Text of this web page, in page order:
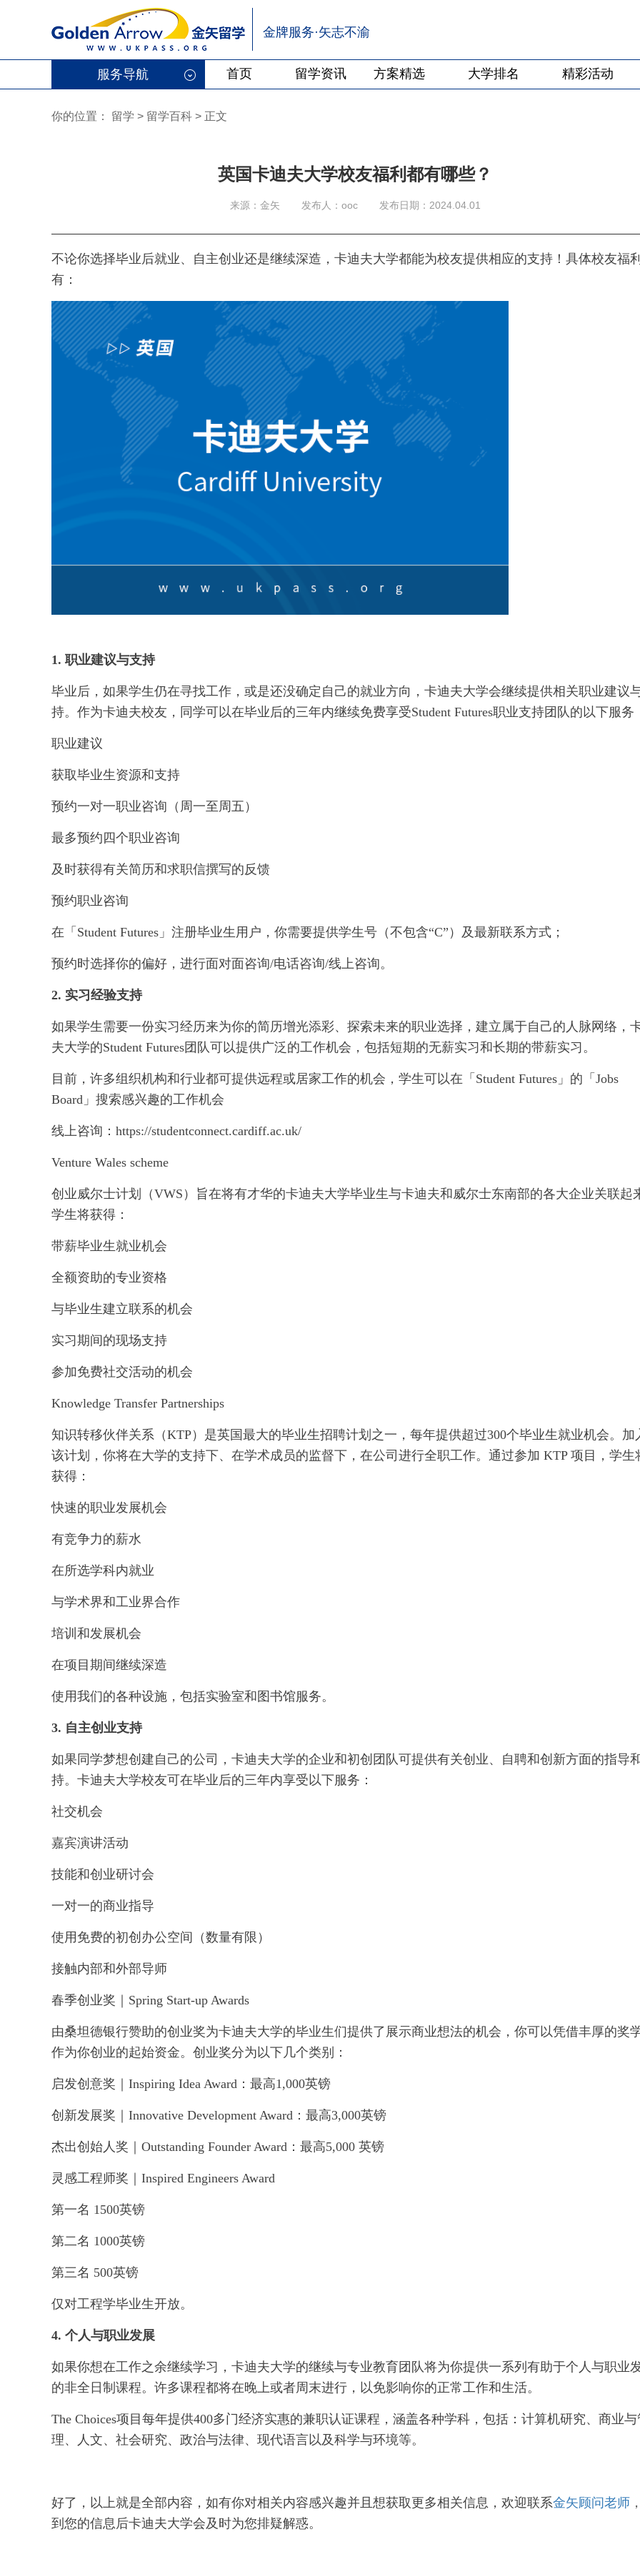
金牌服务·矢志不渝
服务导航 首页 留学资讯 方案精选 大学排名 精彩活动
你的位置： 留学 > 留学百科 > 正文
英国卡迪夫大学校友福利都有哪些？
来源：金矢 发布人：ooc 发布日期：2024.04.01
不论你选择毕业后就业、自主创业还是继续深造，卡迪夫大学都能为校友提供相应的支持！具体校友福
有：
1. 职业建议与支持
毕业后，如果学生仍在寻找工作，或是还没确定自己的就业方向，卡迪夫大学会继续提供相关职业建议
持。作为卡迪夫校友，同学可以在毕业后的三年内继续免费享受Student Futures职业支持团队的以下服务
职业建议
获取毕业生资源和支持
预约一对一职业咨询（周一至周五）
最多预约四个职业咨询
及时获得有关简历和求职信撰写的反馈
预约职业咨询
在「Student Futures」注册毕业生用户，你需要提供学生号（不包含“C”）及最新联系方式；
预约时选择你的偏好，进行面对面咨询/电话咨询/线上咨询。
2. 实习经验支持
如果学生需要一份实习经历来为你的简历增光添彩、探索未来的职业选择，建立属于自己的人脉网络，
夫大学的Student Futures团队可以提供广泛的工作机会，包括短期的无薪实习和长期的带薪实习。
目前，许多组织机构和行业都可提供远程或居家工作的机会，学生可以在「Student Futures」的「Jobs
Board」搜索感兴趣的工作机会
线上咨询：https://studentconnect.cardiff.ac.uk/
Venture Wales scheme
创业威尔士计划（VWS）旨在将有才华的卡迪夫大学毕业生与卡迪夫和威尔士东南部的各大企业关联起
学生将获得：
带薪毕业生就业机会
全额资助的专业资格
与毕业生建立联系的机会
实习期间的现场支持
参加免费社交活动的机会
Knowledge Transfer Partnerships
知识转移伙伴关系（KTP）是英国最大的毕业生招聘计划之一，每年提供超过300个毕业生就业机会。加
该计划，你将在大学的支持下、在学术成员的监督下，在公司进行全职工作。通过参加 KTP 项目，学生
获得：
快速的职业发展机会
有竞争力的薪水
在所选学科内就业
与学术界和工业界合作
培训和发展机会
在项目期间继续深造
使用我们的各种设施，包括实验室和图书馆服务。
3. 自主创业支持
如果同学梦想创建自己的公司，卡迪夫大学的企业和初创团队可提供有关创业、自聘和创新方面的指导
持。卡迪夫大学校友可在毕业后的三年内享受以下服务：
社交机会
嘉宾演讲活动
技能和创业研讨会
一对一的商业指导
使用免费的初创办公空间（数量有限）
接触内部和外部导师
春季创业奖｜Spring Start-up Awards
由桑坦德银行赞助的创业奖为卡迪夫大学的毕业生们提供了展示商业想法的机会，你可以凭借丰厚的奖
作为你创业的起始资金。创业奖分为以下几个类别：
启发创意奖｜Inspiring Idea Award：最高1,000英镑
创新发展奖｜Innovative Development Award：最高3,000英镑
杰出创始人奖｜Outstanding Founder Award：最高5,000 英镑
灵感工程师奖｜Inspired Engineers Award
第一名 1500英镑
第二名 1000英镑
第三名 500英镑
仅对工程学毕业生开放。
4. 个人与职业发展
如果你想在工作之余继续学习，卡迪夫大学的继续与专业教育团队将为你提供一系列有助于个人与职业
的非全日制课程。许多课程都将在晚上或者周末进行，以免影响你的正常工作和生活。
The Choices项目每年提供400多门经济实惠的兼职认证课程，涵盖各种学科，包括：计算机研究、商业与
理、人文、社会研究、政治与法律、现代语言以及科学与环境等。
好了，以上就是全部内容，如有你对相关内容感兴趣并且想获取更多相关信息，欢迎联系金矢顾问老师
到您的信息后卡迪夫大学会及时为您排疑解惑。